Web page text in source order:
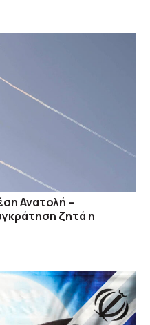
Ανατολή –
ζητά η